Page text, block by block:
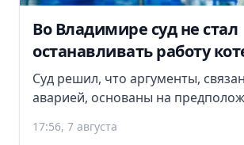
Во Владимире суд не стал
останавливать работу
Суд решил, что аргументы,
аварией, основаны на
17:56, 7 августа